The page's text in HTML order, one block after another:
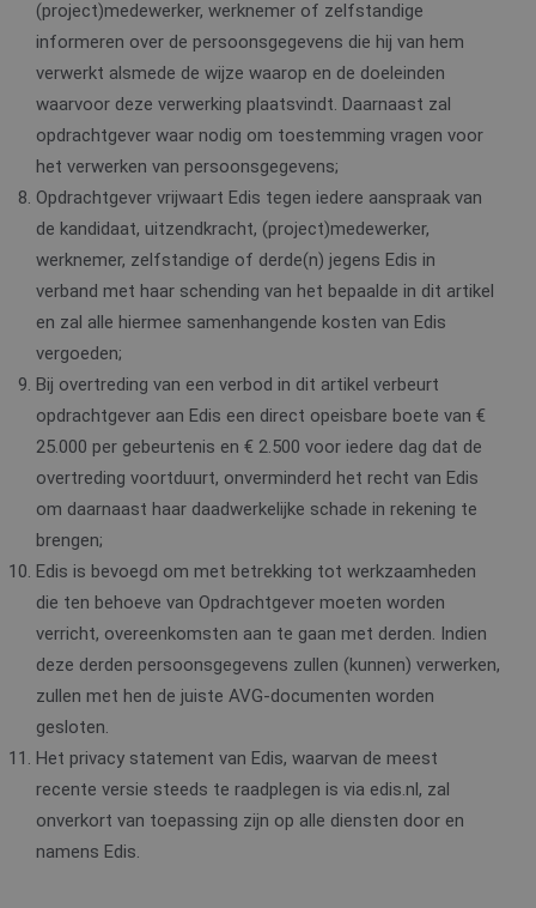
(project)medewerker, werknemer of zelfstandige
informeren over de persoonsgegevens die hij van hem
verwerkt alsmede de wijze waarop en de doeleinden
waarvoor deze verwerking plaatsvindt. Daarnaast zal
opdrachtgever waar nodig om toestemming vragen voor
het verwerken van persoonsgegevens;
Opdrachtgever vrijwaart Edis tegen iedere aanspraak van
de kandidaat, uitzendkracht, (project)medewerker,
werknemer, zelfstandige of derde(n) jegens Edis in
verband met haar schending van het bepaalde in dit artikel
en zal alle hiermee samenhangende kosten van Edis
vergoeden;
Bij overtreding van een verbod in dit artikel verbeurt
opdrachtgever aan Edis een direct opeisbare boete van €
25.000 per gebeurtenis en € 2.500 voor iedere dag dat de
overtreding voortduurt, onverminderd het recht van Edis
om daarnaast haar daadwerkelijke schade in rekening te
brengen;
Edis is bevoegd om met betrekking tot werkzaamheden
die ten behoeve van Opdrachtgever moeten worden
verricht, overeenkomsten aan te gaan met derden. Indien
deze derden persoonsgegevens zullen (kunnen) verwerken,
zullen met hen de juiste AVG-documenten worden
gesloten.
Het privacy statement van Edis, waarvan de meest
recente versie steeds te raadplegen is via edis.nl, zal
onverkort van toepassing zijn op alle diensten door en
namens Edis.